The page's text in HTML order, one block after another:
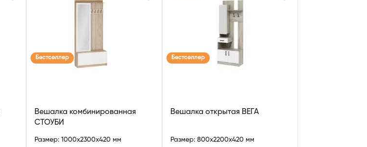
Бестселлер
Вешалка комбинированная
СТОУБИ
Размер: 1000x2300x420 мм
Бестселлер
Вешалка открытая ВЕГА
Размер: 800x2200x420 мм